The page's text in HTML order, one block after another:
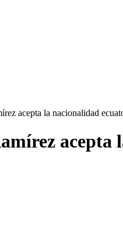
acepta la nacionalidad